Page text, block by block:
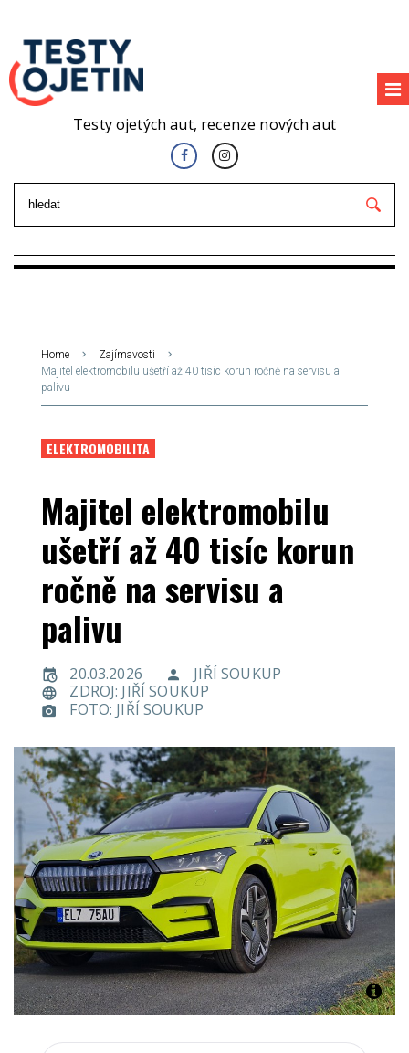
Testy ojetých aut, recenze nových aut
Home
Zajímavosti
Majitel elektromobilu ušetří až 40 tisíc korun ročně na servisu a
palivu
ELEKTROMOBILITA
Majitel elektromobilu
ušetří až 40 tisíc korun
ročně na servisu a
palivu
20.03.2026
JIŘÍ SOUKUP
ZDROJ: JIŘÍ SOUKUP
FOTO: JIŘÍ SOUKUP